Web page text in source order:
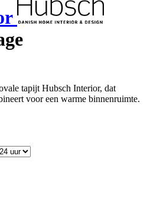
tapijt Hubsch Interior, dat
voor een warme binnenruimte.